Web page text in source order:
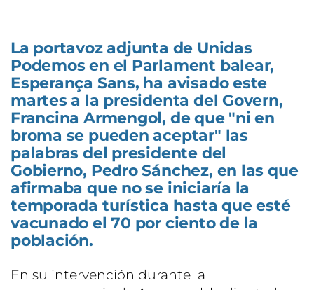
La portavoz adjunta de Unidas
Podemos en el Parlament balear,
Esperança Sans, ha avisado este
martes a la presidenta del Govern,
Francina Armengol, de que "ni en
broma se pueden aceptar" las
palabras del presidente del
Gobierno, Pedro Sánchez, en las que
afirmaba que no se iniciaría la
temporada turística hasta que esté
vacunado el 70 por ciento de la
población.
En su intervención durante la